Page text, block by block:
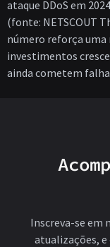
ataque DDoS em
(fonte: NETSCOUT
número reforça uma
investimentos
ainda cometem
Inscreva-se em
atualizações, e